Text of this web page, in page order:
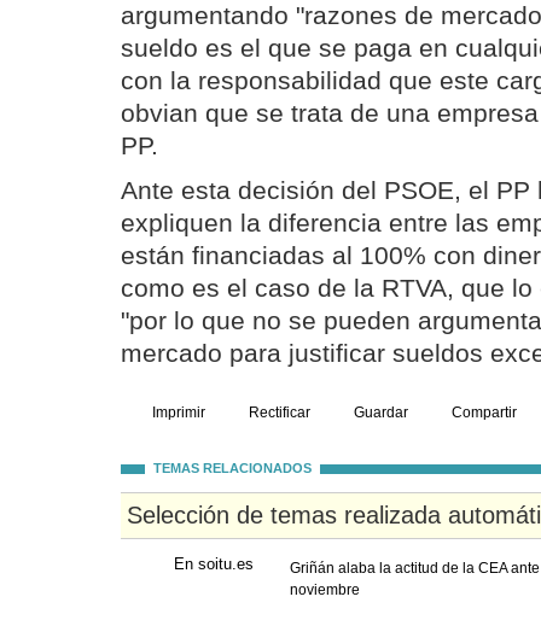
argumentando "razones de
sueldo es el que se paga en
con la responsabilidad que este
obvian que se trata de una
PP.
Ante esta decisión del PSOE, el PP
expliquen la diferencia entre las
están financiadas al 100% con
como es el caso de la RTVA, que
"por lo que no se pueden
mercado para justificar sueldos
Imprimir Rectificar Guardar Compartir
TEMAS RELACIONADOS
Selección de temas realizada
En soitu.es
Griñán alaba la actitud de la CEA
noviembre